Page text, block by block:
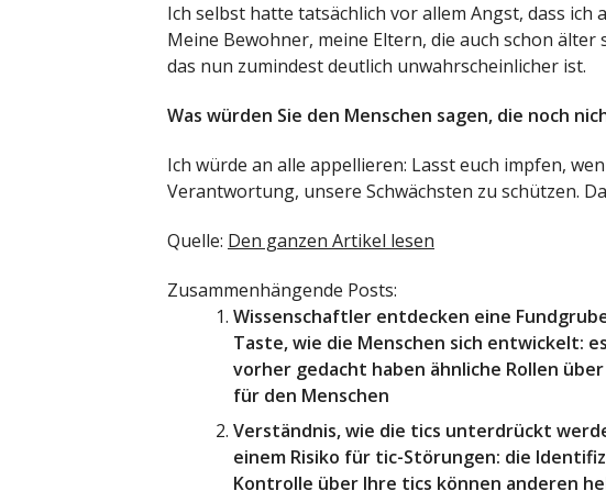
Ich selbst hatte tatsächlich vor allem Angst, dass ich
Meine Bewohner, meine Eltern, die auch schon älter
das nun zumindest deutlich unwahrscheinlicher ist.
Was würden Sie den Menschen sagen, die noch
Ich würde an alle appellieren: Lasst euch impfen,
Verantwortung, unsere Schwächsten zu schützen.
Quelle: Den ganzen Artikel lesen
Zusammenhängende Posts:
Wissenschaftler entdecken eine
Taste, wie die Menschen sich entwickelt:
vorher gedacht haben ähnliche Rollen
für den Menschen
Verständnis, wie die tics unterdrückt
einem Risiko für tic-Störungen: die
Kontrolle über Ihre tics können anderen